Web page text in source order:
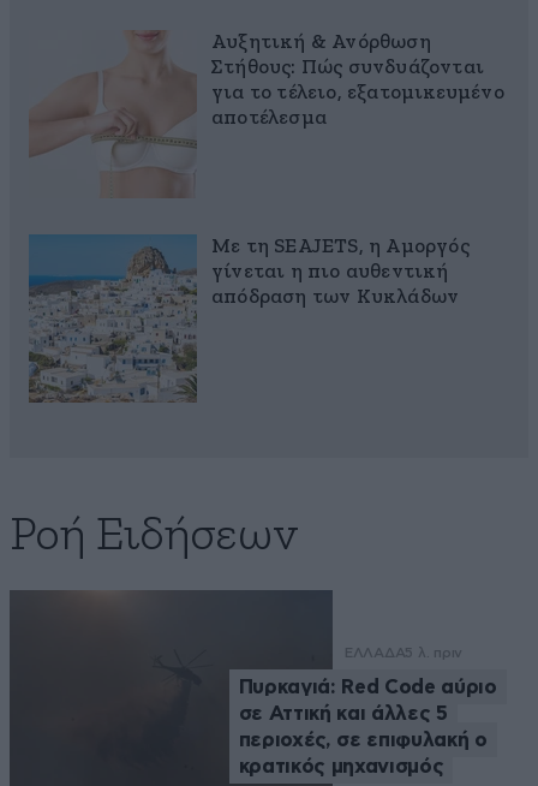
Αυξητική & Ανόρθωση
Στήθους: Πώς συνδυάζονται
για το τέλειο, εξατομικευμένο
αποτέλεσμα
Με τη SEAJETS, η Αμοργός
γίνεται η πιο αυθεντική
απόδραση των Κυκλάδων
Ροή Ειδήσεων
ΕΛΛΑΔΑ5 λ. πριν
Πυρκαγιά: Red Code αύριο
σε Αττική και άλλες 5
περιοχές, σε επιφυλακή ο
κρατικός μηχανισμός